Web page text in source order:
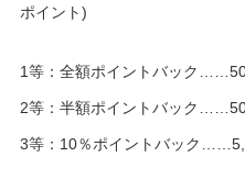
ポイント)
1等：全額ポイントバック
2等：半額ポイントバック
3等：10％ポイントバック